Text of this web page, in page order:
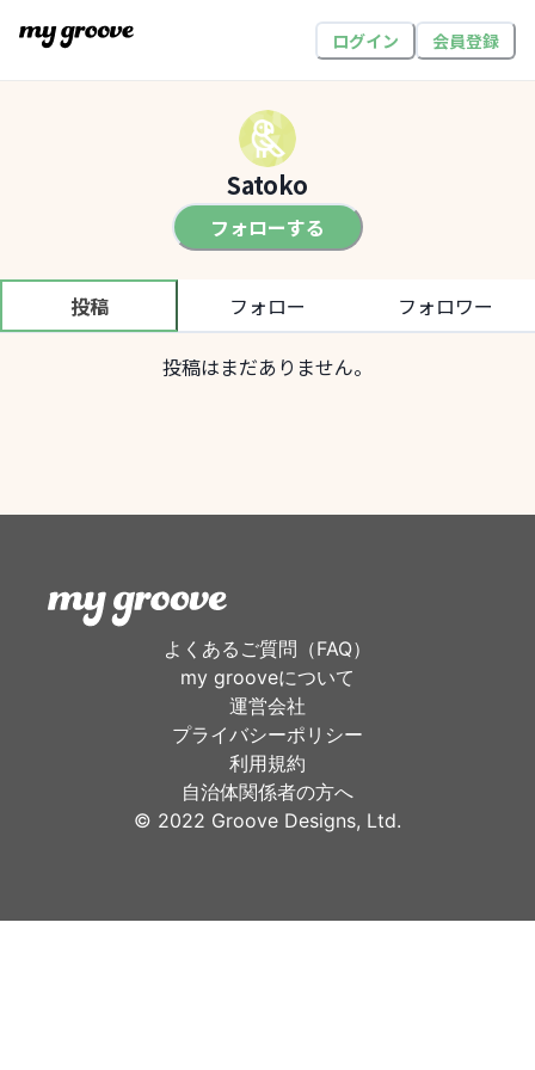
ログイン 会員登録
Satoko
フォローする
投稿 フォロー フォロワー
投稿はまだありません。
よくあるご質問（FAQ）
my grooveについて
運営会社
プライバシーポリシー
利用規約
自治体関係者の方へ
©︎ 2022 Groove Designs, Ltd.